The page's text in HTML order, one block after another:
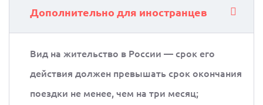
Дополнительно для иностранцев
Вид на жительство в России — срок его
действия должен превышать срок окончания
поездки не менее, чем на три месяц;